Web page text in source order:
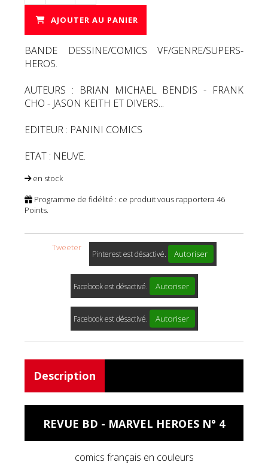
AJOUTER AU PANIER
BANDE DESSINE/COMICS VF/GENRE/SUPERS-
HEROS.
AUTEURS : BRIAN MICHAEL BENDIS - FRANK
CHO - JASON KEITH ET DIVERS...
EDITEUR : PANINI COMICS
ETAT : NEUVE.
en stock
Programme de fidélité : ce produit vous rapportera46
Points.
Tweeter
Pinterest est désactivé. Autoriser
Facebook est désactivé. Autoriser
Facebook est désactivé. Autoriser
Description
REVUE BD - MARVEL HEROES N° 4
comics français en couleurs